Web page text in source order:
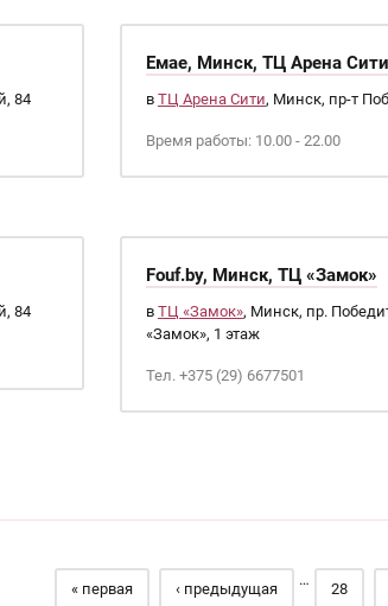
84
Емае, Минск, ТЦ Арена Сити
в ТЦ Арена Сити, Минск, пр-т
Время работы: 10.00 - 22.00
84
Fouf.by, Минск, ТЦ «Замок»
в ТЦ «Замок», Минск, пр.
«Замок», 1 этаж
Тел. +375 (29) 6677501
« первая ‹ предыдущая
…
28